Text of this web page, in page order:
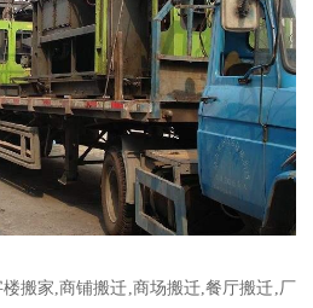
搬家,商铺搬迁,商场搬迁,餐厅搬迁,厂